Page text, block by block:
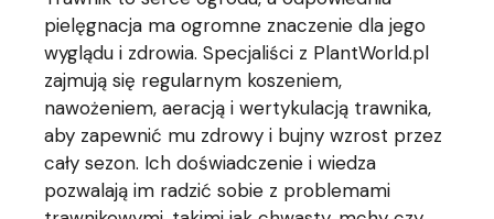
pielęgnacja ma ogromne znaczenie dla jego
wyglądu i zdrowia. Specjaliści z PlantWorld.pl
zajmują się regularnym koszeniem,
nawożeniem, aeracją i wertykulacją trawnika,
aby zapewnić mu zdrowy i bujny wzrost przez
cały sezon. Ich doświadczenie i wiedza
pozwalają im radzić sobie z problemami